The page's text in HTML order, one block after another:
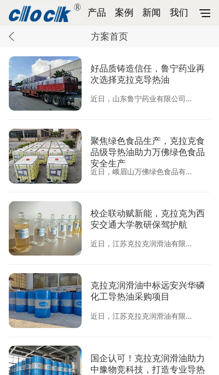
产品 案例 新闻 我们
方案首页
好品质铸造信任，鲁宁药业再
次选择克拉克导热油
近日，山东鲁宁药业有限公司...
聚焦绿色食品生产，克拉克食
品级导热油助力万佛绿色食品
安全生产
近日，峨眉山万佛绿色食品有...
校企联动赋新能，克拉克为西
安交通大学教研保驾护航
近日，江苏克拉克润滑油有限...
克拉克润滑油中标远安兴华磷
化工导热油采购项目
近日，江苏克拉克润滑油有限...
国企认可！克拉克润滑油助力
中豫物竞科技，打造专业导热